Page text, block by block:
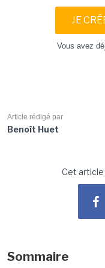
JE
Vous avez
Article rédigé par
Benoît Huet
Cet article
Sommaire